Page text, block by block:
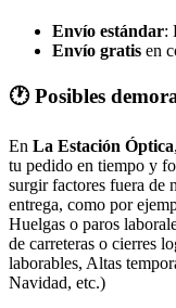
Envío estándar:
Envío gratis en
🕐 Posibles
En La Estación Óptica
tu pedido en tiempo y
surgir factores fuera de
entrega, como por
Huelgas o paros
de carreteras o cierres
laborables, Altas
Navidad, etc.)